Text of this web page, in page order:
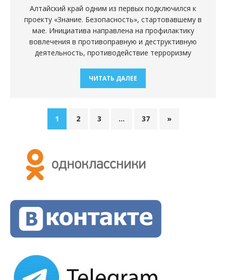
Алтайский край одним из первых подключился к
проекту «Знание. Безопасность», стартовавшему в
мае. Инициатива направлена на профилактику
вовлечения в противоправную и деструктивную
деятельность, противодействие терроризму
ЧИТАТЬ ДАЛЕЕ
1 2 3 … 37 »